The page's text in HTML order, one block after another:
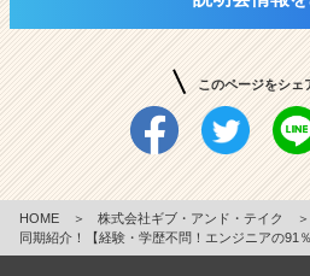
このページをシェ
HOME ＞ 株式会社ギブ・アンド・テイク ＞
同期紹介！【経験・学歴不問！エンジニアの91